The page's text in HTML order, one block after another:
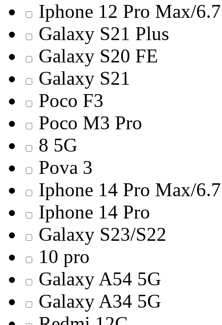
Iphone 12 Pro Max/6.7
Galaxy S21 Plus
Galaxy S20 FE
Galaxy S21
Poco F3
Poco M3 Pro
8 5G
Pova 3
Iphone 14 Pro Max/6.7
Iphone 14 Pro
Galaxy S23/S22
10 pro
Galaxy A54 5G
Galaxy A34 5G